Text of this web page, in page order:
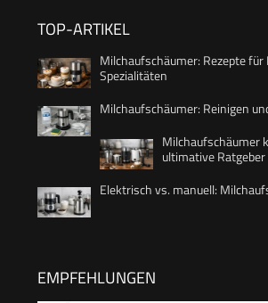
TOP-ARTIKEL
Milchaufschäumer: Rezepte für
Spezialitäten
Milchaufschäumer: Reinigen
Milchaufschäumer
ultimative Ratgeber
Elektrisch vs. manuell:
EMPFEHLUNGEN